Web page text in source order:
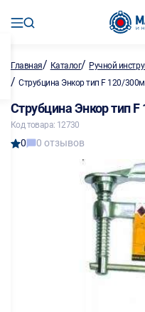
Главная/ Каталог/ Ручной
/ Струбцина Энкор тип F 120/
Струбцина Энкор тип
Код товара: 12730
0 0 отзывов